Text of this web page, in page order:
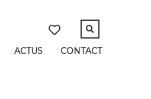
ACTUS CONTACT